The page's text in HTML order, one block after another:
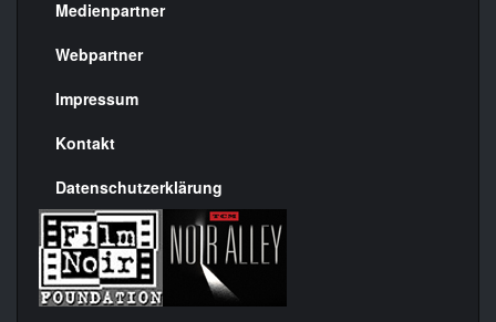
Menülinks
rechte
Seite
Medienpartner
Webpartner
Impressum
Kontakt
Datenschutzerklärung